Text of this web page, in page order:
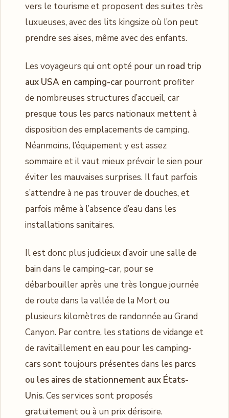
vers le tourisme et proposent des suites très
luxueuses, avec des lits kingsize où l’on peut
prendre ses aises, même avec des enfants.
Les voyageurs qui ont opté pour un road trip
aux USA en camping-car pourront profiter
de nombreuses structures d’accueil, car
presque tous les parcs nationaux mettent à
disposition des emplacements de camping.
Néanmoins, l’équipement y est assez
sommaire et il vaut mieux prévoir le sien pour
éviter les mauvaises surprises. Il faut parfois
s’attendre à ne pas trouver de douches, et
parfois même à l’absence d’eau dans les
installations sanitaires.
Il est donc plus judicieux d’avoir une salle de
bain dans le camping-car, pour se
débarbouiller après une très longue journée
de route dans la vallée de la Mort ou
plusieurs kilomètres de randonnée au Grand
Canyon. Par contre, les stations de vidange et
de ravitaillement en eau pour les camping-
cars sont toujours présentes dans les parcs
ou les aires de stationnement aux États-
Unis. Ces services sont proposés
gratuitement ou à un prix dérisoire.